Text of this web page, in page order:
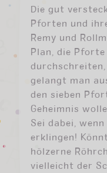
Die gut
Pforten und
Remy und
Plan, die
gelangt man
den sieben
Geheimnis
Sei dabei,
erklingen!
hölzerne
vielleicht der